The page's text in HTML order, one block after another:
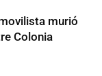
murió
Colonia